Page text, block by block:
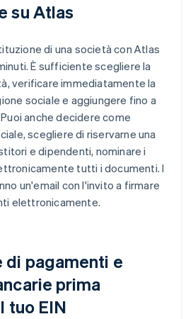
su Atlas
di una società con Atlas
È sufficiente scegliere la
verificare immediatamente la
sociale e aggiungere fino a
anche decidere come
scegliere di riservarne una
e dipendenti, nominare i
tutti i documenti. I
un'email con l'invito a firmare
elettronicamente.
pagamenti e
prima
tuo EIN